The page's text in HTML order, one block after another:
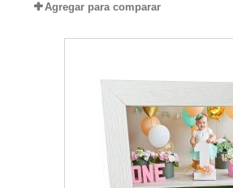
Agregar para comparar